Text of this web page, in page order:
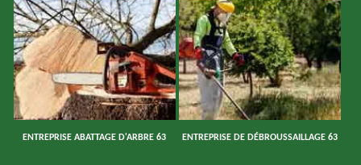
ENTREPRISE ABATTAGE D'ARBRE 63 ENTREPRISE DE DÉBROUSSAILLAGE 63